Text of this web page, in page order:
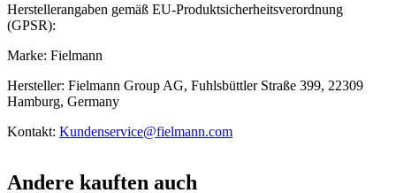
Herstellerangaben gemäß EU-Produktsicherheitsverordnung
(GPSR):
Marke: Fielmann
Hersteller: Fielmann Group AG, Fuhlsbüttler Straße 399, 22309
Hamburg, Germany
Kontakt: Kundenservice@fielmann.com
Andere kauften auch